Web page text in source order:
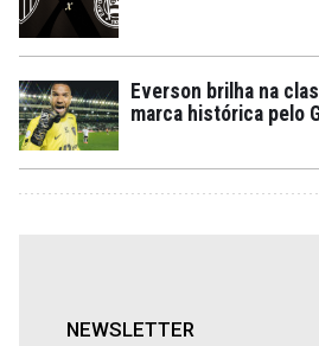
Everson brilha na
marca histórica pelo
NEWSLETTER